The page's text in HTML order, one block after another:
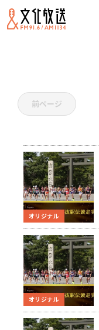
前ページ
オリジナル
オリジナル